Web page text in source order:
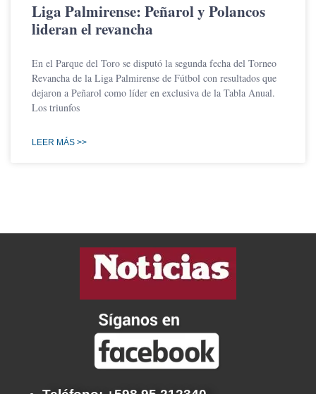
Liga Palmirense: Peñarol y Polancos
lideran el revancha
En el Parque del Toro se disputó la segunda fecha del Torneo
Revancha de la Liga Palmirense de Fútbol con resultados que
dejaron a Peñarol como líder en exclusiva de la Tabla Anual.
Los triunfos
LEER MÁS >>